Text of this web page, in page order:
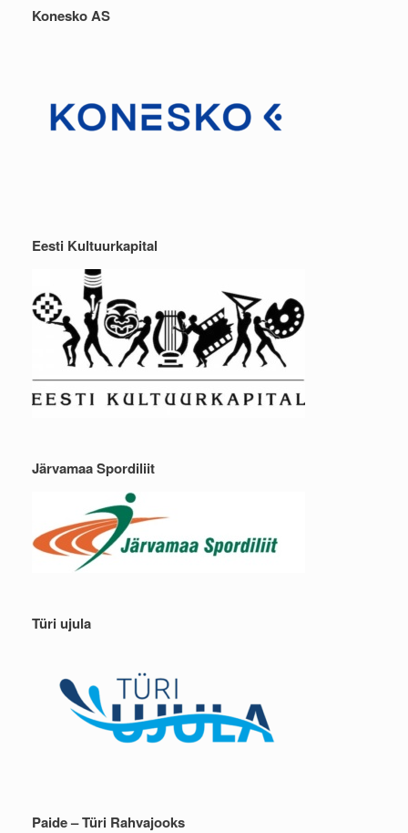
Konesko AS
Eesti Kultuurkapital
Järvamaa Spordiliit
Türi ujula
Paide – Türi Rahvajooks